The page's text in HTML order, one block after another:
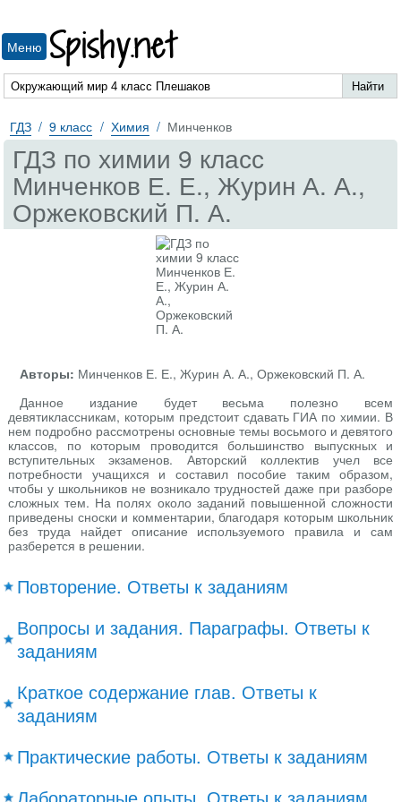
Меню Spishy.net
ГДЗ 9 класс Химия Минченков
ГДЗ по химии 9 класс
Минченков Е. Е., Журин А. А.,
Оржековский П. А.
Авторы: Минченков Е. Е., Журин А. А., Оржековский П. А.
Данное издание будет весьма полезно всем
девятиклассникам, которым предстоит сдавать ГИА по химии. В
нем подробно рассмотрены основные темы восьмого и девятого
классов, по которым проводится большинство выпускных и
вступительных экзаменов. Авторский коллектив учел все
потребности учащихся и составил пособие таким образом,
чтобы у школьников не возникало трудностей даже при разборе
сложных тем. На полях около заданий повышенной сложности
приведены сноски и комментарии, благодаря которым школьник
без труда найдет описание используемого правила и сам
разберется в решении.
Повторение. Ответы к заданиям
Вопросы и задания. Параграфы. Ответы к
заданиям
Краткое содержание глав. Ответы к
заданиям
Практические работы. Ответы к заданиям